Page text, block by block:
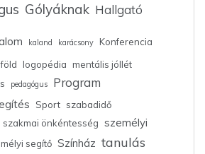
Gólyáknak Hallgató
kaland karácsony
Konferencia
logopédia mentális jóllét
pedagógus Program
Sport szabadidő
szakmai önkéntesség személyi
segítő Színház tanulás